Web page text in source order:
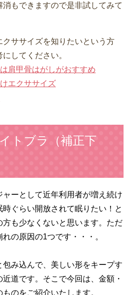
もできますので是非試してみて
ササイズを知りたいという方
してください。
肩甲骨はがしがおすすめ
エクササイズ
トブラ（補正下
ーとして近年利用者が増え続け
ぐらい開放されて眠りたい！と
も少なくないと思います。ただ
の原因の1つです・・・。
み込んで、美しい形をキープす
道です。そこで今回は、金額・
のをご紹介いたします。